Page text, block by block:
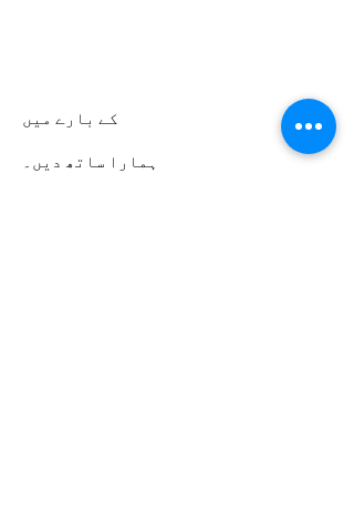
کے بارے میں
ہمارا ساتھ دیں۔